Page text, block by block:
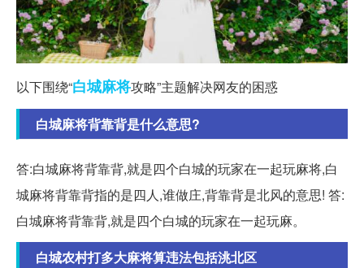
以下围绕“白城麻将攻略”主题解决网友的困惑
白城麻将背靠背是什么意思?
答:白城麻将背靠背,就是四个白城的玩家在一起玩麻将,白
城麻将背靠背指的是四人,谁做庄,背靠背是北风的意思! 答:
白城麻将背靠背,就是四个白城的玩家在一起玩麻。
白城农村打多大麻将算违法包括洮北区